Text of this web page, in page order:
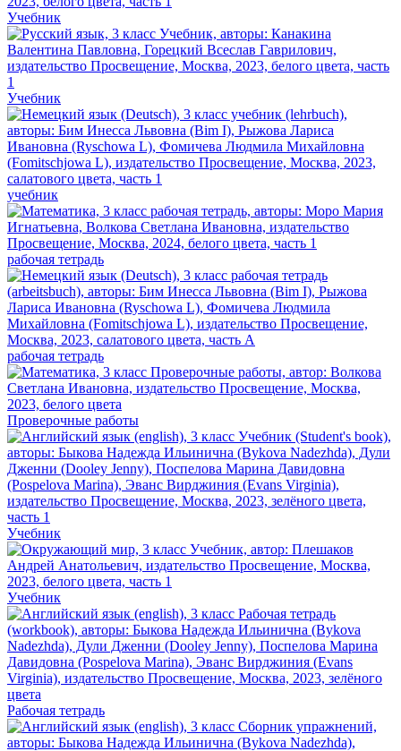
Учебник
Учебник
учебник
рабочая тетрадь
рабочая тетрадь
Проверочные работы
Учебник
Учебник
Рабочая тетрадь